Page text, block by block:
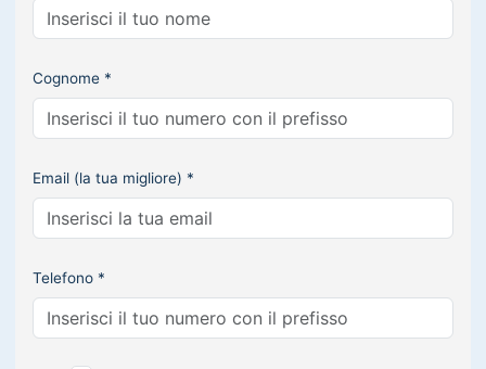
Cognome *
Email (la tua migliore) *
Telefono *